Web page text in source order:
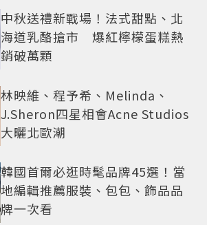
中秋送禮新戰場！法式甜點、北
海道乳酪搶市 爆紅檸檬蛋糕熱
銷破萬顆
林映維、程予希、Melinda、
J.Sheron四星相會Acne Studios
大曬北歐潮
韓國首爾必逛時髦品牌45選！當
地編輯推薦服裝、包包、飾品品
牌一次看